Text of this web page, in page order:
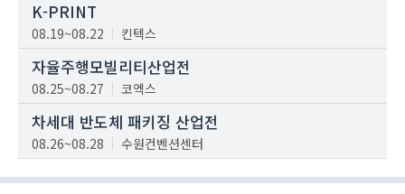
K-PRINT
08.19~08.22 킨텍스
자율주행모빌리티산업전
08.25~08.27 코엑스
차세대 반도체 패키징 산업전
08.26~08.28 수원컨벤션센터